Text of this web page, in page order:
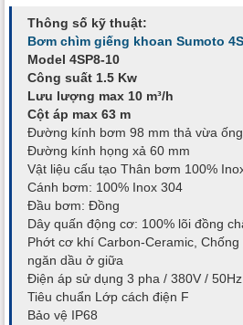
Thông số kỹ thuật:
Bơm chìm giếng khoan Sumoto
Model 4SP8-10
Công suất 1.5 Kw
Lưu lượng max 10 m³/h
Cột áp max 63 m
Đường kính bơm 98 mm thả vừa
Đường kính họng xả 60 mm
Vật liệu cấu tạo Thân bơm 100%
Cánh bơm: 100% Inox 304
Đầu bơm: Đồng
Dây quấn động cơ: 100% lõi đồng
Phớt cơ khí Carbon-Ceramic,
ngăn dầu ở giữa
Điện áp sử dụng 3 pha / 380V / 50Hz
Tiêu chuẩn Lớp cách điện F
Bảo vệ IP68